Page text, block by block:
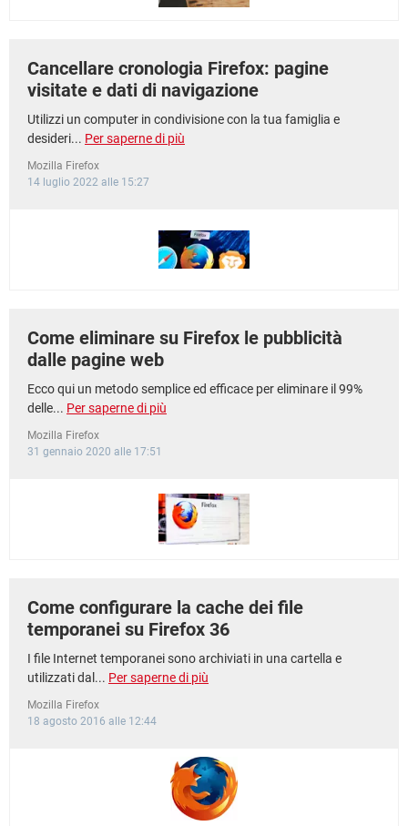
Cancellare cronologia Firefox: pagine
visitate e dati di navigazione
Utilizzi un computer in condivisione con la tua famiglia e
desideri... Per saperne di più
Mozilla Firefox
14 luglio 2022 alle 15:27
Come eliminare su Firefox le pubblicità
dalle pagine web
Ecco qui un metodo semplice ed efficace per eliminare il 99%
delle... Per saperne di più
Mozilla Firefox
31 gennaio 2020 alle 17:51
Come configurare la cache dei file
temporanei su Firefox 36
I file Internet temporanei sono archiviati in una cartella e
utilizzati dal... Per saperne di più
Mozilla Firefox
18 agosto 2016 alle 12:44